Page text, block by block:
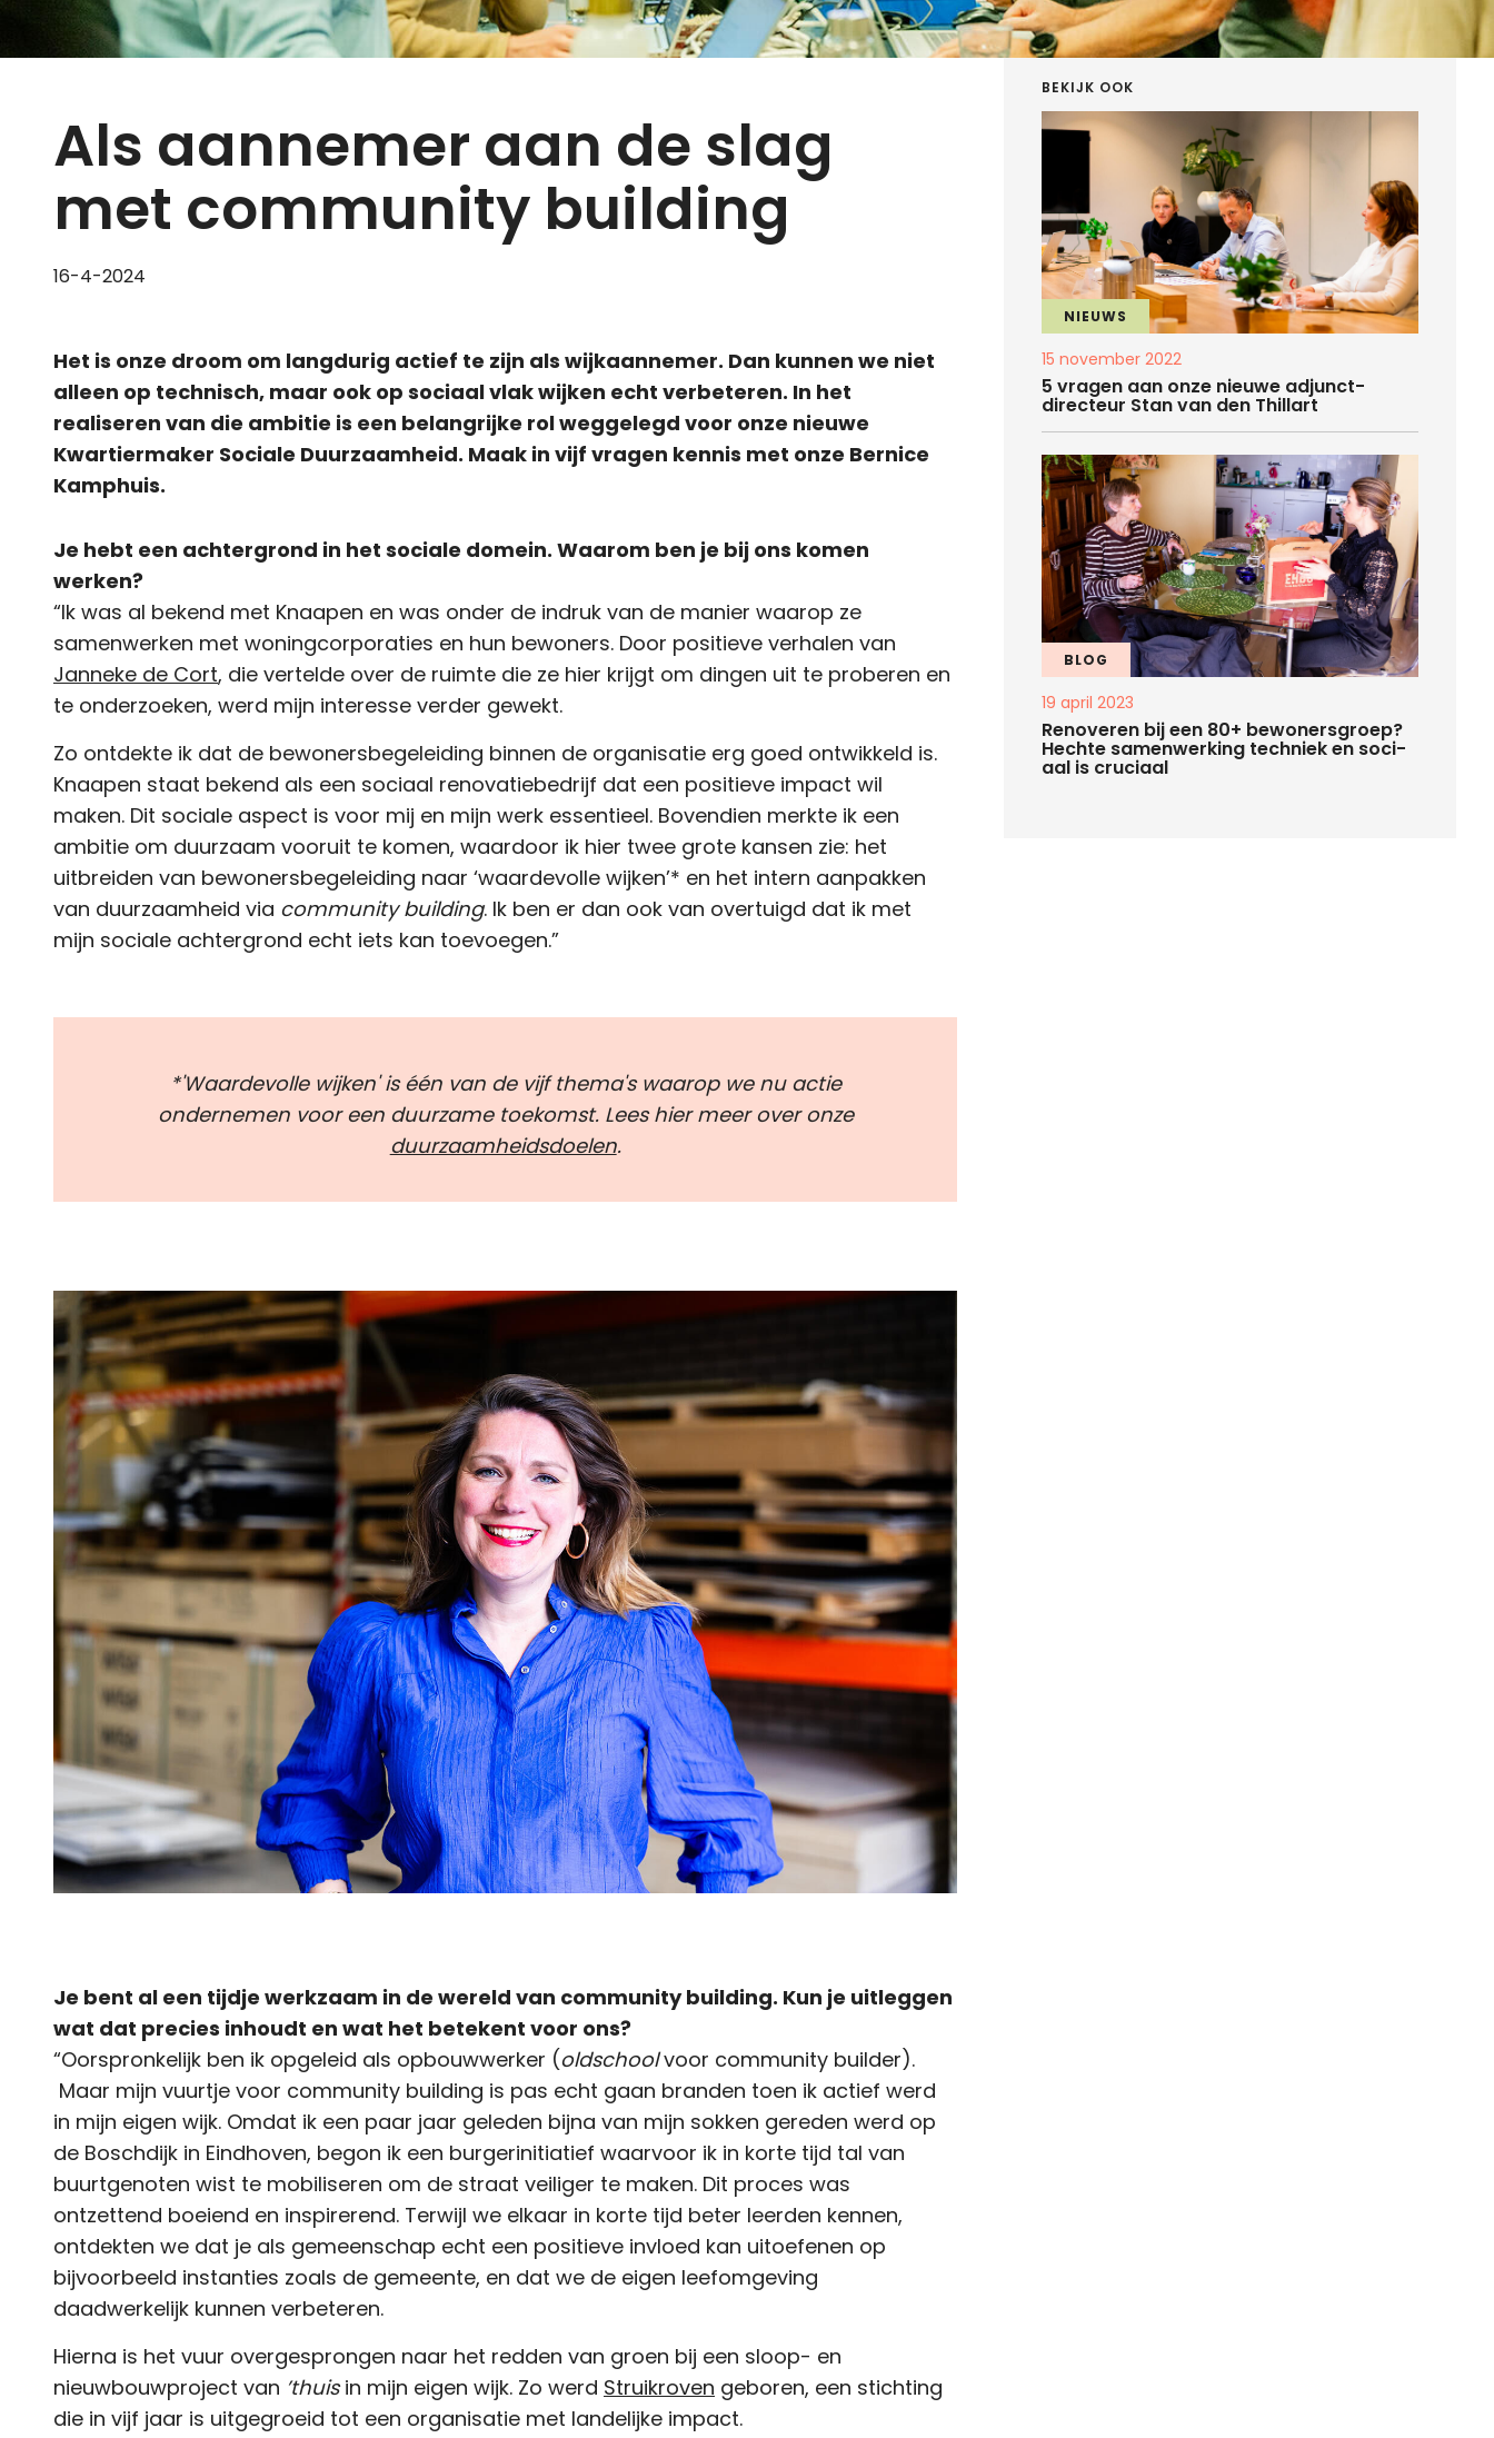
Als aannemer aan de slag
met community building
16-4-2024
Het is onze droom om langdurig actief te zijn als wijkaannemer. Dan kunnen we niet
alleen op technisch, maar ook op sociaal vlak wijken echt verbeteren. In het
realiseren van die ambitie is een belangrijke rol weggelegd voor onze nieuwe
Kwartiermaker Sociale Duurzaamheid. Maak in vijf vragen kennis met onze Bernice
Kamphuis.
Je hebt een achtergrond in het sociale domein. Waarom ben je bij ons komen
werken?
“Ik was al bekend met Knaapen en was onder de indruk van de manier waarop ze
samenwerken met woningcorporaties en hun bewoners. Door positieve verhalen van
Janneke de Cort, die vertelde over de ruimte die ze hier krijgt om dingen uit te proberen en
te onderzoeken, werd mijn interesse verder gewekt.
Zo ontdekte ik dat de bewonersbegeleiding binnen de organisatie erg goed ontwikkeld is.
Knaapen staat bekend als een sociaal renovatiebedrijf dat een positieve impact wil
maken. Dit sociale aspect is voor mij en mijn werk essentieel. Bovendien merkte ik een
ambitie om duurzaam vooruit te komen, waardoor ik hier twee grote kansen zie: het
uitbreiden van bewonersbegeleiding naar ‘waardevolle wijken’* en het intern aanpakken
van duurzaamheid via community building. Ik ben er dan ook van overtuigd dat ik met
mijn sociale achtergrond echt iets kan toevoegen.”
*'Waardevolle wijken' is één van de vijf thema's waarop we nu actie
ondernemen voor een duurzame toekomst. Lees hier meer over onze
duurzaamheidsdoelen.
Je bent al een tijdje werkzaam in de wereld van community building. Kun je uitleggen
wat dat precies inhoudt en wat het betekent voor ons?
“Oorspronkelijk ben ik opgeleid als opbouwwerker (oldschoolvoor community builder).
Maar mijn vuurtje voor community building is pas echt gaan branden toen ik actief werd
in mijn eigen wijk. Omdat ik een paar jaar geleden bijna van mijn sokken gereden werd op
de Boschdijk in Eindhoven, begon ik een burgerinitiatief waarvoor ik in korte tijd tal van
buurtgenoten wist te mobiliseren om de straat veiliger te maken. Dit proces was
ontzettend boeiend en inspirerend. Terwijl we elkaar in korte tijd beter leerden kennen,
ontdekten we dat je als gemeenschap echt een positieve invloed kan uitoefenen op
bijvoorbeeld instanties zoals de gemeente, en dat we de eigen leefomgeving
daadwerkelijk kunnen verbeteren.
Hierna is het vuur overgesprongen naar het redden van groen bij een sloop- en
nieuwbouwproject van ’thuisin mijn eigen wijk. Zo werd Struikroven geboren, een stichting
die in vijf jaar is uitgegroeid tot een organisatie met landelijke impact.
BEKIJK OOK
NIEUWS
15 november 2022
5 vragen aan onze nieuwe adjunct-
directeur Stan van den Thillart
BLOG
19 april 2023
Re­no­ve­ren bij een 80+ be­wo­ners­groep?
Hech­te sa­men­wer­king tech­niek en so­ci­
aal is cru­ci­aal